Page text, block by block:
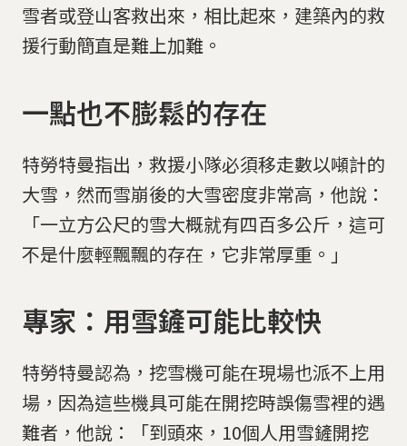
雪者或登山客救出來，相比起來，建築內的救
援行動簡直是難上加難。
一點也不膨鬆的存在
特勞特曼指出，救援小隊必須移走數以噸計的
大雪，然而雪崩後的大雪密度非常高，他說：
「一立方公尺的雪大概就有四百多公斤，這可
不是什麼輕飄飄的存在，它非常厚重。」
專家：用雪鏟可能比較快
特勞特曼認為，挖雪機可能在現場也派不上用
場，因為這些機具可能在開挖時誤傷雪裡的遇
難者，他說：「到頭來，10個人用雪鏟開挖